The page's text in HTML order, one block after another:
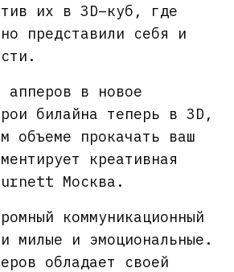
их в 3D–куб, где
представили себя и
апперов в новое
билайна теперь в 3D,
объеме прокачать ваш
креативная
Москва.
коммуникационный
милые и эмоциональные.
обладает своей